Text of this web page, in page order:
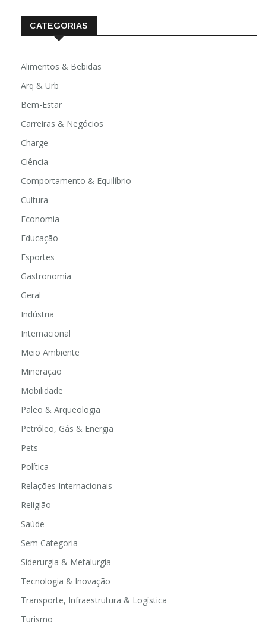
CATEGORIAS
Alimentos & Bebidas
Arq & Urb
Bem-Estar
Carreiras & Negócios
Charge
Ciência
Comportamento & Equilíbrio
Cultura
Economia
Educação
Esportes
Gastronomia
Geral
Indústria
Internacional
Meio Ambiente
Mineração
Mobilidade
Paleo & Arqueologia
Petróleo, Gás & Energia
Pets
Política
Relações Internacionais
Religião
Saúde
Sem Categoria
Siderurgia & Metalurgia
Tecnologia & Inovação
Transporte, Infraestrutura & Logística
Turismo